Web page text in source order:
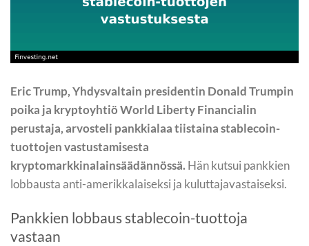
Eric Trump, Yhdysvaltain presidentin Donald Trumpin
poika ja kryptoyhtiö World Liberty Financialin
perustaja, arvosteli pankkialaa tiistaina stablecoin-
tuottojen vastustamisesta
kryptomarkkinalainsäädännössä. Hän kutsui pankkien
lobbausta anti-amerikkalaiseksi ja kuluttajavastaiseksi.
Pankkien lobbaus stablecoin-tuottoja
vastaan